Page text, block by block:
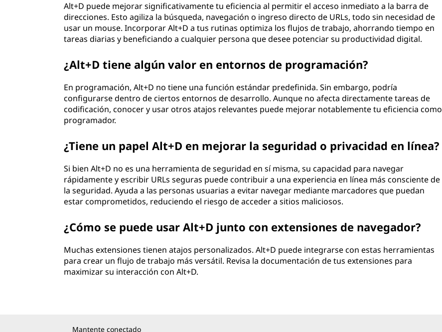
Alt+D puede mejorar significativamente tu eficiencia al permitir el acceso inmediato a la barra de
direcciones. Esto agiliza la búsqueda, navegación o ingreso directo de URLs, todo sin necesidad de
usar un mouse. Incorporar Alt+D a tus rutinas optimiza los flujos de trabajo, ahorrando tiempo en
tareas diarias y beneficiando a cualquier persona que desee potenciar su productividad digital.
¿Alt+D tiene algún valor en entornos de programación?
En programación, Alt+D no tiene una función estándar predefinida. Sin embargo, podría
configurarse dentro de ciertos entornos de desarrollo. Aunque no afecta directamente tareas de
codificación, conocer y usar otros atajos relevantes puede mejorar notablemente tu eficiencia como
programador.
¿Tiene un papel Alt+D en mejorar la seguridad o privacidad en línea?
Si bien Alt+D no es una herramienta de seguridad en sí misma, su capacidad para navegar
rápidamente y escribir URLs seguras puede contribuir a una experiencia en línea más consciente de
la seguridad. Ayuda a las personas usuarias a evitar navegar mediante marcadores que puedan
estar comprometidos, reduciendo el riesgo de acceder a sitios maliciosos.
¿Cómo se puede usar Alt+D junto con extensiones de navegador?
Muchas extensiones tienen atajos personalizados. Alt+D puede integrarse con estas herramientas
para crear un flujo de trabajo más versátil. Revisa la documentación de tus extensiones para
maximizar su interacción con Alt+D.
Mantente conectado